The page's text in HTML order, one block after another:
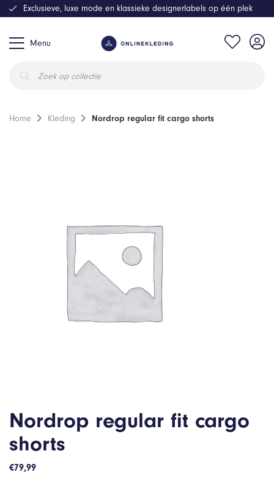
Menu
zoeken
Exclusieve, luxe mode en klassieke designerlabels op één plek
Home Kleding Nordrop regular fit cargo shorts
Nordrop regular fit cargo
shorts
€79,99